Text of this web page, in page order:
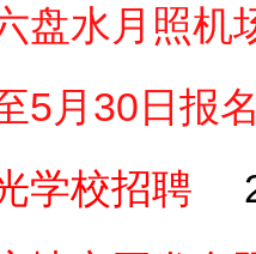
盘水月照
5月30日报
学校招聘